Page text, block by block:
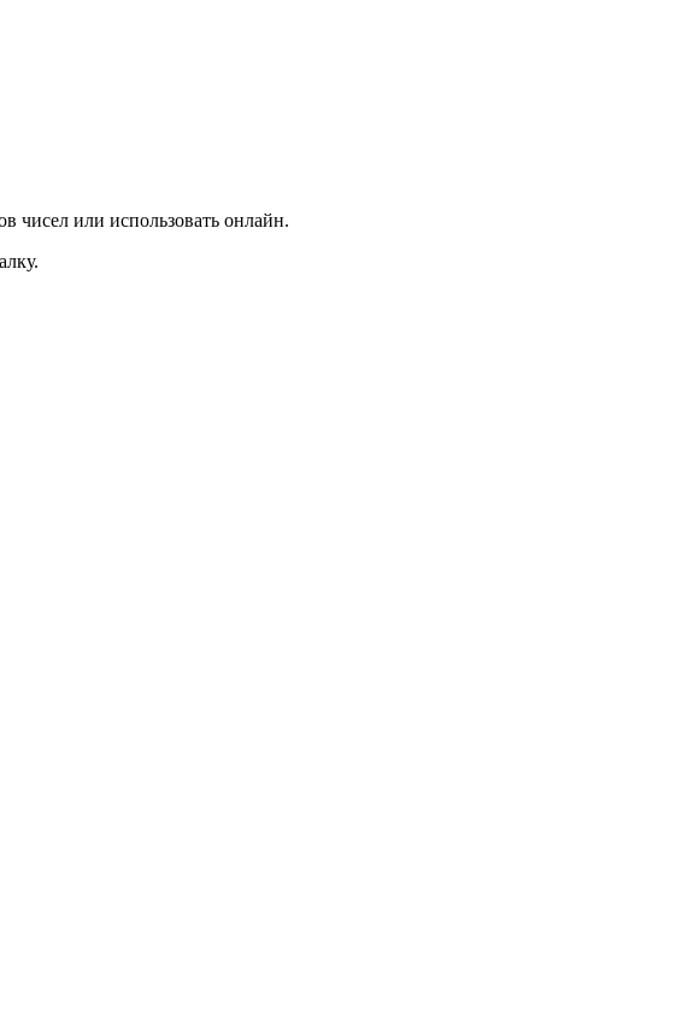
чисел или использовать онлайн.